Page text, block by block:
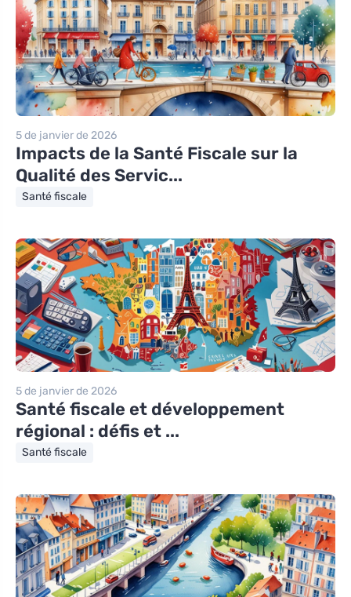
5 de janvier de 2026
Impacts de la Santé Fiscale sur la
Qualité des Servic...
Santé fiscale
5 de janvier de 2026
Santé fiscale et développement
régional : défis et ...
Santé fiscale